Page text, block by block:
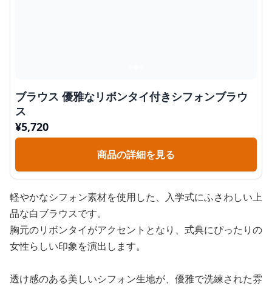
ブラウス 優雅なリボンタイ付きシフォンブラウ
ス
¥5,720
商品の詳細を見る
軽やかなシフォン素材を使用した、入学式にふさわしい上
品な白ブラウスです。
胸元のリボンタイがアクセントとなり、式典にぴったりの
女性らしい印象を演出します。
透け感のある美しいシフォン生地が、優雅で洗練された雰